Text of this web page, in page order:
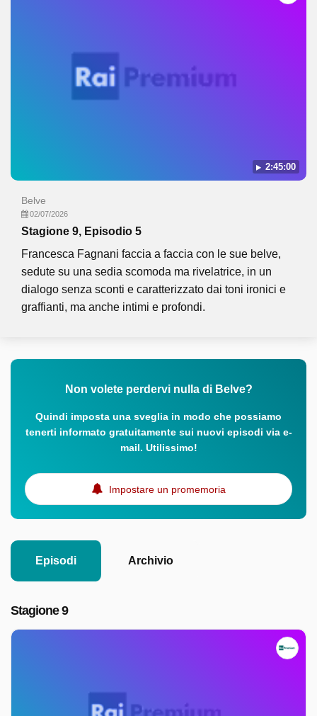
2:45:00
Belve
02/07/2026
Stagione 9, Episodio 5
Francesca Fagnani faccia a faccia con le sue belve,
sedute su una sedia scomoda ma rivelatrice, in un
dialogo senza sconti e caratterizzato dai toni ironici e
graffianti, ma anche intimi e profondi.
Non volete perdervi nulla di Belve?
Quindi imposta una sveglia in modo che possiamo
tenerti informato gratuitamente sui nuovi episodi via e-
mail. Utilissimo!
Impostare un promemoria
Episodi Archivio
Stagione 9